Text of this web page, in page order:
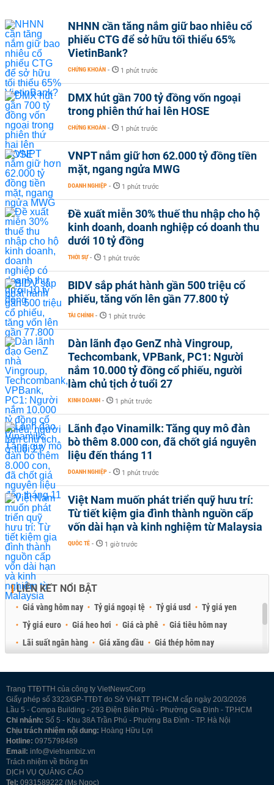
NHNN cần tăng nắm giữ bao nhiêu cổ
phiếu CTG để sở hữu tối thiểu 65%
VietinBank?
CHỨNG KHOÁN - 1 phút trước
DMX hút gần 700 tỷ đồng vốn ngoại
trong phiên thứ hai lên HOSE
CHỨNG KHOÁN - 1 phút trước
VNPT nắm giữ hơn 62.000 tỷ đồng tiền
mặt, ngang ngửa MWG
DOANH NGHIỆP - 1 phút trước
Đề xuất miễn 30% thuế thu nhập cho hộ
kinh doanh, doanh nghiệp có doanh thu
dưới 10 tỷ đồng
THỜI SỰ - 1 phút trước
BIDV sắp phát hành gần 500 triệu cổ
phiếu, tăng vốn lên gần 77.800 tỷ
TÀI CHÍNH - 1 phút trước
Dàn lãnh đạo GenZ nhà Vingroup,
Techcombank, VPBank, PC1: Người
nắm 10.000 tỷ đồng cổ phiếu, người
làm chủ tịch ở tuổi 27
KINH DOANH - 1 phút trước
Lãnh đạo Vinamilk: Tăng quy mô đàn
bò thêm 8.000 con, đã chốt giá nguyên
liệu đến tháng 11
DOANH NGHIỆP - 1 phút trước
Việt Nam muốn phát triển quỹ hưu trí:
Từ tiết kiệm gia đình thành nguồn cấp
vốn dài hạn và kinh nghiệm từ Malaysia
QUỐC TẾ - 1 giờ trước
LIÊN KẾT NỔI BẬT
Giá vàng hôm nay Tỷ giá ngoại tệ Tỷ giá usd
Tỷ giá yen
Tỷ giá euro
Giá heo hơi Giá cà phê
Giá tiêu hôm nay
Lãi suất ngân hàng
Giá xăng dầu
Giá thép hôm nay
Trang TTĐTTH của công ty VietNewsCorp
Giấy phép số 3323/GP-TTĐT do Sở VH&TT TP.HCM cấp ngày 20/3/2026
Lầu 5 - Compa Building - 293 Điện Biên Phủ - Phường Gia Định - TP.HCM
Chi nhánh: Số 5 - Khu 38A Trần Phú - Phường Ba Đình - TP. Hà Nội
Chịu trách nhiệm nội dung: Hoàng Hữu Lợi
Hotline: 0975798489
Email: info@vietnambiz.vn
Trách nhiệm về thông tin
DỊCH VỤ QUẢNG CÁO
Tel: 0931589222 (Ms Ngọc)